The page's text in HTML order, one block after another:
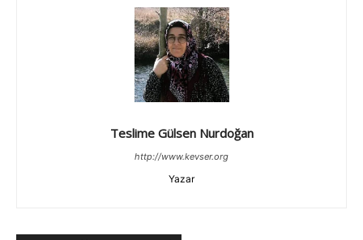
Teslime Gülsen Nurdoğan
http://www.kevser.org
Yazar